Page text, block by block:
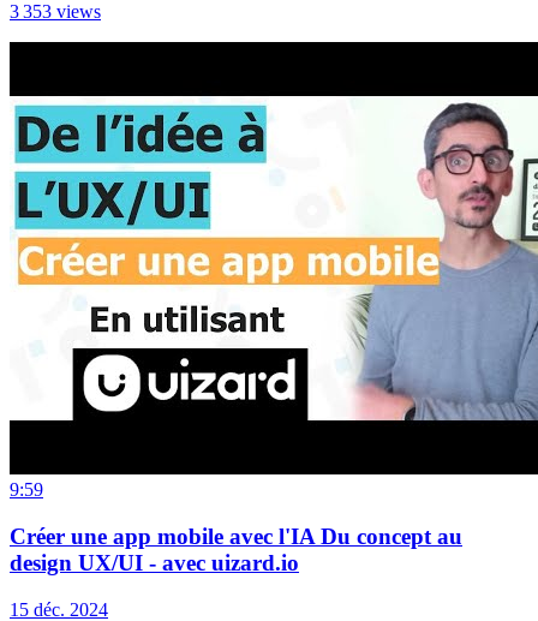
3 353 views
9:59
Créer une app mobile avec l'IA Du concept au
design UX/UI - avec uizard.io
15 déc. 2024